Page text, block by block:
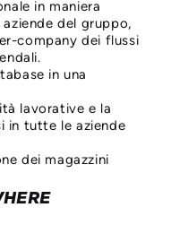
in maniera
del gruppo,
company dei flussi
in una
lavorative e la
in tutte le aziende
dei magazzini